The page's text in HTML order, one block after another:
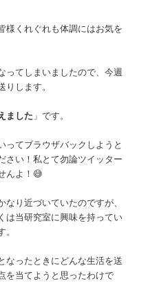
様くれぐれも体調にはお気を
ってしまいましたので、今週
します。
ました 」です。
ってブラウザバックしようと
さい！私とて勿論ツイッター
んよ！😅
り近づいていたのですが、
は当研究室に興味を持ってい
なったときにどんな生活を送
を当てようと思ったわけで